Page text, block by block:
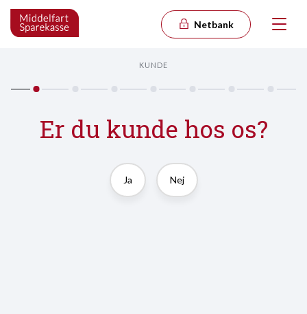
Netbank
KUNDE
Er du kunde hos os?
Ja Nej